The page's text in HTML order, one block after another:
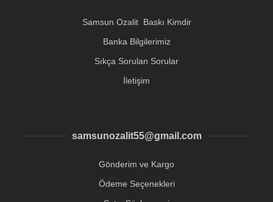
Samsun Ozalit Baskı Kimdir
Banka Bilgilerimiz
Sıkça Sorulan Sorular
İletişim
samsunozalit55@gmail.com
Gönderim ve Kargo
Ödeme Seçenekleri